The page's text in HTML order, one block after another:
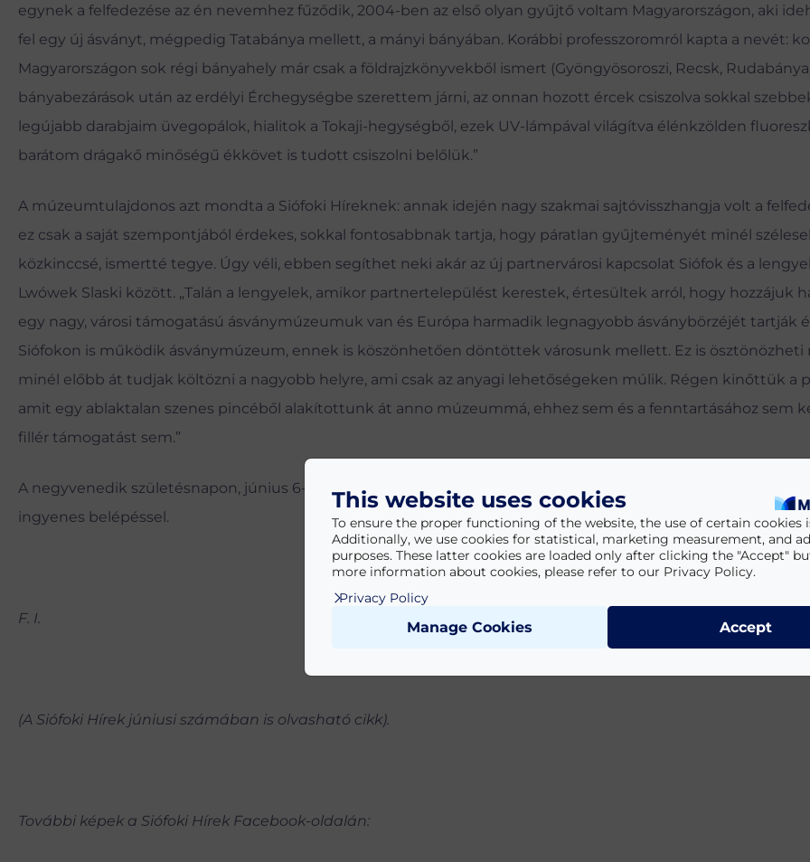
egynek a felfedezése az én nevem hez fűződik, 2004-ben az első olyan gyűjtő voltam Magyarországon, aki
fel egy új ásványt, mégpedig Tatabánya mellett, a mányi bányában. Korábbi professzoromról kapta a nevét:
Magyarországon sok régi bányahely már csak a földrajzkönyvekből ismert (Gyöngyösoroszi, Recsk,
bányabezárások után az erdélyi Érchegységbe szerettem járni, az onnan hozott ércek csiszolva sokkal
legújabb darabjaim üvegopálok, hialitok a Tokaji-hegységből, ezek UV-lámpával világítva élénkzölden
barátom drágakő minőségű ékkövet is tudott csiszolni belőlük.”
A múzeumtulajdonos azt mondta a Siófoki Híreknek: annak idején nagy szakmai sajtóvisszhangja volt a
ez csak a saját szempontjából érdekes, sokkal fontosabbnak tartja, hogy páratlan gyűjteményét minél
közkinccsé, ismertté tegye. Úgy véli, ebben segíthet neki akár az új partnervárosi kapcsolat Siófok és a
Lwówek Slaski között. „Talán a lengyelek, amikor partnertelepülést kerestek, értesültek arról, hogy hozzájuk
egy nagy, városi támogatású ásványmúzeumuk van és Európa harmadik legnagyobb ásványbörzéjét tartják
Siófokon is működik ásványmúzeum, ennek is köszönhetően döntöttek városunk mellett. Ez is ösztönözheti
minél előbb át tudjak költözni a nagyobb helyre, ami csak az anyagi lehetőségeken múlik. Régen kinőttük a
amit egy ablaktalan szenes pincéből alakítottunk át anno múzeummá, ehhez sem és a fenntartásához sem
fillér támogatást sem.”
A negyvenedik születésnapon, június 6-án egyelőre még a régi helyen várja az ásványbarátokat Kövecses-
ingyenes belépéssel.
F. I.
(A Siófoki Hírek júniusi számában is olvasható cikk).
További képek a Siófoki Hírek Facebook-oldalán:
This website uses cookies
To ensure the proper functioning of the website, the use of certain cookies
Additionally, we use cookies for statistical, marketing measurement, and
purposes. These latter cookies are loaded only after clicking the "Accept"
more information about cookies, please refer to our Privacy Policy.
Privacy Policy
Manage Cookies Accept